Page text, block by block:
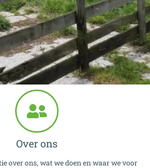
Over ons
over ons, wat we doen en waar we voor